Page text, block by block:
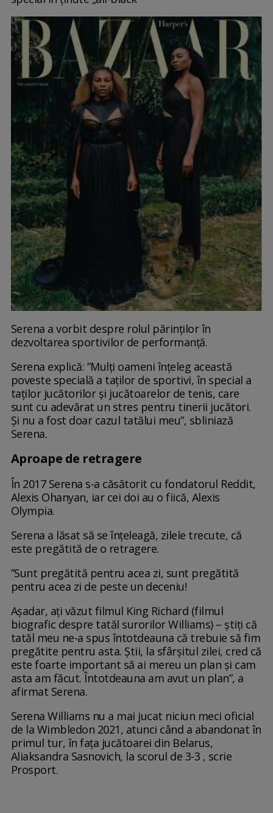
Serena a vorbit despre rolul părinților în
dezvoltarea sportivilor de performanță.
Serena explică: ”Mulți oameni înțeleg această
poveste specială a taților de sportivi, în special a
taților jucătorilor și jucătoarelor de tenis, care
sunt cu adevărat un stres pentru tinerii jucători.
Și nu a fost doar cazul tatălui meu”, sbliniază
Serena.
Aproape de retragere
În 2017 Serena s-a căsătorit cu fondatorul Reddit,
Alexis Ohanyan, iar cei doi au o fiică, Alexis
Olympia.
Serena a lăsat să se înțeleagă, zilele trecute, că
este pregătită de o retragere.
”Sunt pregătită pentru acea zi, sunt pregătită
pentru acea zi de peste un deceniu!
Așadar, ați văzut filmul King Richard (filmul
biografic despre tatăl surorilor Williams) – știți că
tatăl meu ne-a spus întotdeauna că trebuie să fim
pregătite pentru asta. Știi, la sfârșitul zilei, cred că
este foarte important să ai mereu un plan și cam
asta am făcut. Întotdeauna am avut un plan”, a
afirmat Serena.
Serena Williams nu a mai jucat niciun meci oficial
de la Wimbledon 2021, atunci când a abandonat în
primul tur, în fața jucătoarei din Belarus,
Aliaksandra Sasnovich, la scorul de 3-3 , scrie
Prosport.